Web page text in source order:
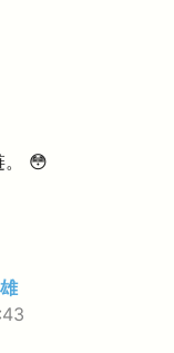
。 😳